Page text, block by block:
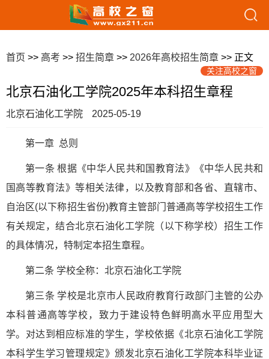
首页 >> 高考 >> 招生简章 >> 2026年高校招生简章 >> 正文
关注高校之窗
北京石油化工学院2025年本科招生章程
北京石油化工学院 2025-05-19
第一章 总则
第一条 根据《中华人民共和国教育法》《中华人民共和
国高等教育法》等相关法律，以及教育部和各省、直辖市、
自治区(以下称招生省份)教育主管部门普通高等学校招生工作
有关规定，结合北京石油化工学院（以下称学校）招生工作
的具体情况，特制定本招生章程。
第二条 学校全称：北京石油化工学院
第三条 学校是北京市人民政府教育行政部门主管的公办
本科普通高等学校，致力于建设特色鲜明高水平应用型大
学。对达到相应标准的学生，学校依据《北京石油化工学院
本科学生学习管理规定》颁发北京石油化工学院本科毕业证